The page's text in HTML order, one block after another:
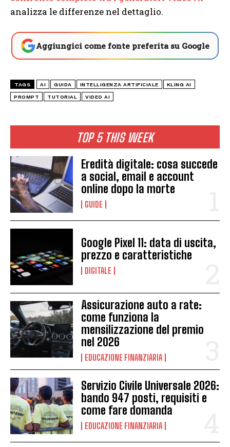
TOP 5 THIS WEEK
Eredità digitale: cosa succede
a social, email e account
online dopo la morte
GUIDE
Google Pixel 11: data di uscita,
prezzo e caratteristiche
DIGITALE
Assicurazione auto a rate:
come funziona la
mensilizzazione del premio
nel 2026
EDUCAZIONE FINANZIARIA
Servizio Civile Universale 2026:
bando 947 posti, requisiti e
come fare domanda
EDUCAZIONE FINANZIARIA
analizza le differenze nel dettaglio.
Aggiungici come fonte preferita su Google
TAGS AI GUIDA INTELLIGENZA ARTIFICIALE KLING AI
PROMPT TUTORIAL VIDEO AI